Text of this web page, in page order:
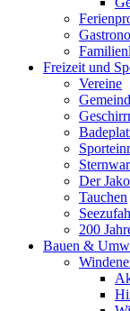
Freizeit und
Vereine
Der
Tauchen
200
Bauen &